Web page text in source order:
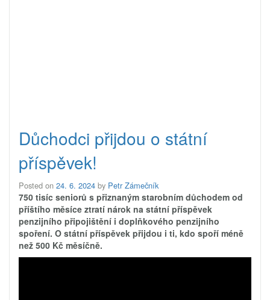
Důchodci přijdou o státní
příspěvek!
Posted on 24. 6. 2024 by Petr Zámečník
750 tisíc seniorů s přiznaným starobním důchodem od
příštího měsíce ztratí nárok na státní příspěvek
penzijního připojištění i doplňkového penzijního
spoření. O státní příspěvek přijdou i ti, kdo spoří méně
než 500 Kč měsíčně.